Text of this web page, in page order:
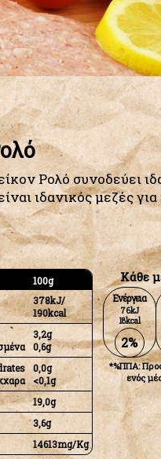
Ρολό συνοδεύει
ιδανικός μεζές
100g
378kJ/
190kcal
3,2g
0,6g
0,0g
<0,1g
19,0g
3,6g
14613mg/Kg
Κάθε
Ενέργεια
76kJ
18kcal
2%
*%ΠΠΑ:
ενός